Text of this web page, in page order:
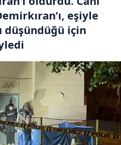
eşiyle
için